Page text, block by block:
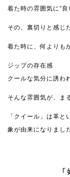
着た時の雰囲気に”良
その、裏切りと感じ
着た時に、何よりも
ジップの存在感
クールな気分に誘わ
そんな雰囲気が、ま
「クイール」は革
象が由来になりまし